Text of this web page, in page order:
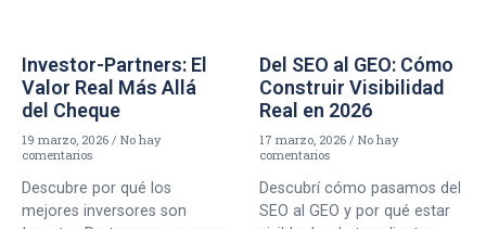
Investor-Partners: El
Valor Real Más Allá
del Cheque
19 marzo, 2026
No hay
comentarios
Descubre por qué los
mejores inversores son
Del SEO al GEO: Cómo
Construir Visibilidad
Real en 2026
17 marzo, 2026
No hay
comentarios
Descubrí cómo pasamos del
SEO al GEO y por qué estar